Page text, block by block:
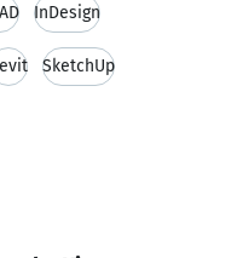
InDesign
SketchUp